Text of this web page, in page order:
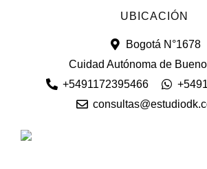
UBICACIÓN
Bogotá N°1678
Cuidad Autónoma de
+5491172395466